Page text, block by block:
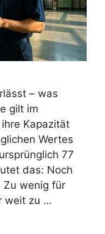
– was
gilt im
ihre Kapazität
Wertes
77
das: Noch
Zu wenig für
weit zu …